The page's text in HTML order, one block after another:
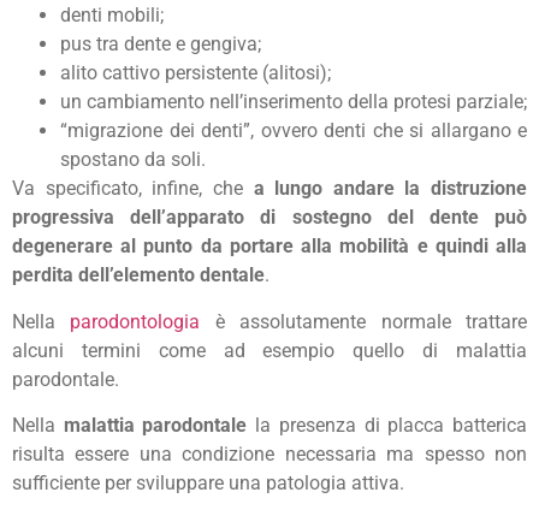
denti mobili;
pus tra dente e gengiva;
alito cattivo persistente (alitosi);
un cambiamento nell’inserimento della protesi parziale;
“migrazione dei denti”, ovvero denti che si allargano e
spostano da soli.
Va specificato, infine, che a lungo andare la distruzione
progressiva dell’apparato di sostegno del dente può
degenerare al punto da portare alla mobilità e quindi alla
perdita dell’elemento dentale.
Nella parodontologia è assolutamente normale trattare
alcuni termini come ad esempio quello di malattia
parodontale.
Nella malattia parodontale la presenza di placca batterica
risulta essere una condizione necessaria ma spesso non
sufficiente per sviluppare una patologia attiva.